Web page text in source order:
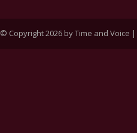
© Copyright 2026 by Time and Voice |